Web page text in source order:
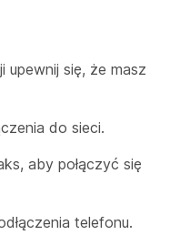
upewnij się, że masz
do sieci.
aby połączyć się
telefonu.